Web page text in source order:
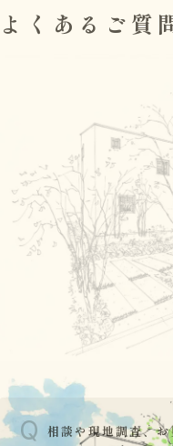
よくあるご質
Q 相談や現地調査、お